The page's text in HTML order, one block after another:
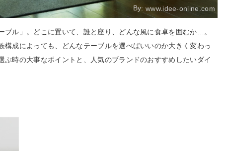
By: www.idee-online.com
ブル」。どこに置いて、誰と座り、どんな風に食卓を囲むか…。
構成によっても、どんなテーブルを選べばいいのか大きく変わっ
ぶ時の大事なポイントと、人気のブランドのおすすめしたいダイ